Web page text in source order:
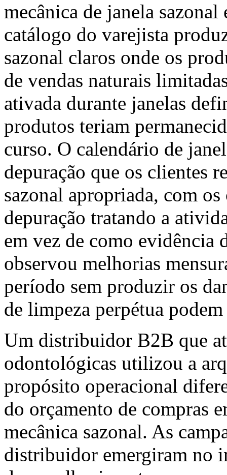
mecânica de janela
catálogo do varejista
sazonal claros onde os
de vendas naturais
ativada durante janelas
produtos teriam
curso. O calendário de
depuração que os clientes
sazonal apropriada, com
depuração tratando a
em vez de como evidência
observou melhorias
período sem produzir os
de limpeza perpétua podem
Um distribuidor B2B que
odontológicas utilizou a
propósito operacional
do orçamento de compras
mecânica sazonal. As
distribuidor emergiram no